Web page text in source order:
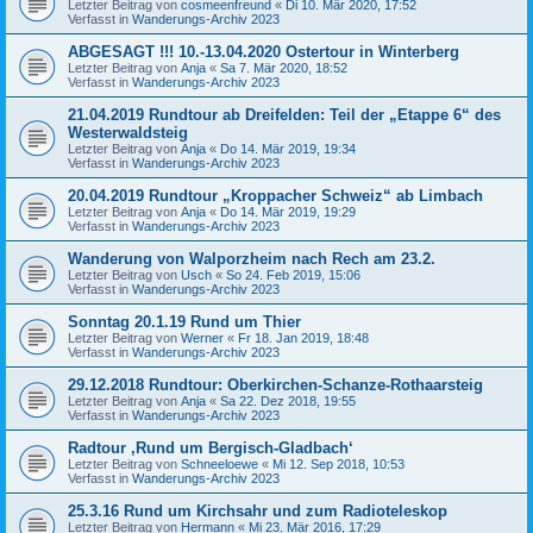
Letzter Beitrag von cosmeenfreund « Di 10. Mär 2020, 17:52
Verfasst in Wanderungs-Archiv 2023
ABGESAGT !!! 10.-13.04.2020 Ostertour in Winterberg
Letzter Beitrag von Anja « Sa 7. Mär 2020, 18:52
Verfasst in Wanderungs-Archiv 2023
21.04.2019 Rundtour ab Dreifelden: Teil der „Etappe 6“ des
Westerwaldsteig
Letzter Beitrag von Anja « Do 14. Mär 2019, 19:34
Verfasst in Wanderungs-Archiv 2023
20.04.2019 Rundtour „Kroppacher Schweiz“ ab Limbach
Letzter Beitrag von Anja « Do 14. Mär 2019, 19:29
Verfasst in Wanderungs-Archiv 2023
Wanderung von Walporzheim nach Rech am 23.2.
Letzter Beitrag von Usch « So 24. Feb 2019, 15:06
Verfasst in Wanderungs-Archiv 2023
Sonntag 20.1.19 Rund um Thier
Letzter Beitrag von Werner « Fr 18. Jan 2019, 18:48
Verfasst in Wanderungs-Archiv 2023
29.12.2018 Rundtour: Oberkirchen-Schanze-Rothaarsteig
Letzter Beitrag von Anja « Sa 22. Dez 2018, 19:55
Verfasst in Wanderungs-Archiv 2023
Radtour ‚Rund um Bergisch-Gladbach‘
Letzter Beitrag von Schneeloewe « Mi 12. Sep 2018, 10:53
Verfasst in Wanderungs-Archiv 2023
25.3.16 Rund um Kirchsahr und zum Radioteleskop
Letzter Beitrag von Hermann « Mi 23. Mär 2016, 17:29